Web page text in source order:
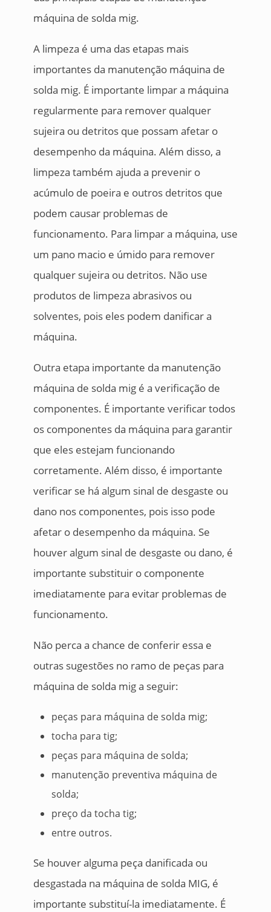
máquina de solda mig.
A limpeza é uma das etapas mais
importantes da manutenção máquina de
solda mig. É importante limpar a máquina
regularmente para remover qualquer
sujeira ou detritos que possam afetar o
desempenho da máquina. Além disso, a
limpeza também ajuda a prevenir o
acúmulo de poeira e outros detritos que
podem causar problemas de
funcionamento. Para limpar a máquina, use
um pano macio e úmido para remover
qualquer sujeira ou detritos. Não use
produtos de limpeza abrasivos ou
solventes, pois eles podem danificar a
máquina.
Outra etapa importante da manutenção
máquina de solda mig é a verificação de
componentes. É importante verificar todos
os componentes da máquina para garantir
que eles estejam funcionando
corretamente. Além disso, é importante
verificar se há algum sinal de desgaste ou
dano nos componentes, pois isso pode
afetar o desempenho da máquina. Se
houver algum sinal de desgaste ou dano, é
importante substituir o componente
imediatamente para evitar problemas de
funcionamento.
Não perca a chance de conferir essa e
outras sugestões no ramo de peças para
máquina de solda mig a seguir:
peças para máquina de solda mig;
tocha para tig;
peças para máquina de solda;
manutenção preventiva máquina de
solda;
preço da tocha tig;
entre outros.
Se houver alguma peça danificada ou
desgastada na máquina de solda MIG, é
importante substituí-la imediatamente. É